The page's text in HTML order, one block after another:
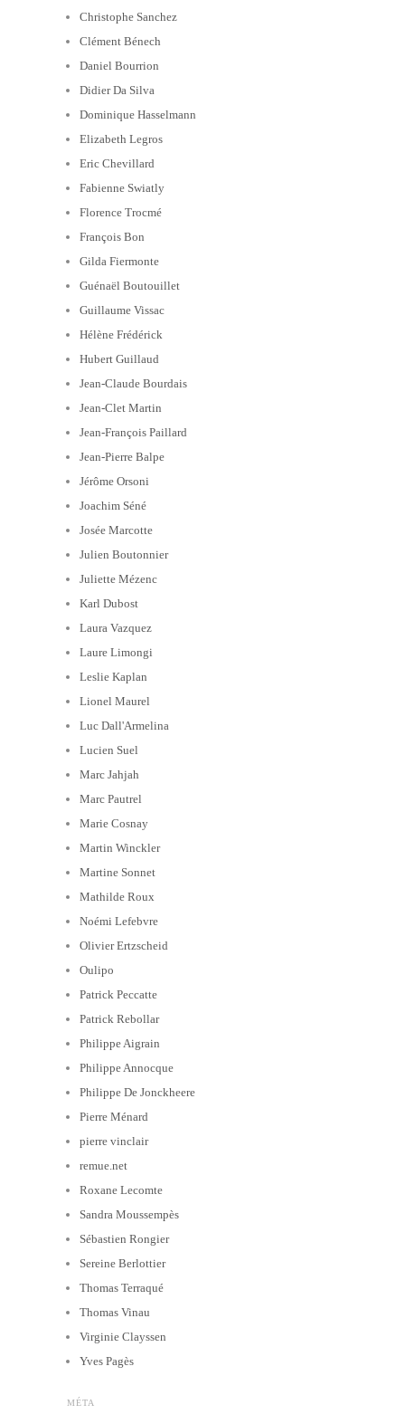
Christophe Sanchez
Clément Bénech
Daniel Bourrion
Didier Da Silva
Dominique Hasselmann
Elizabeth Legros
Eric Chevillard
Fabienne Swiatly
Florence Trocmé
François Bon
Gilda Fiermonte
Guénaël Boutouillet
Guillaume Vissac
Hélène Frédérick
Hubert Guillaud
Jean-Claude Bourdais
Jean-Clet Martin
Jean-François Paillard
Jean-Pierre Balpe
Jérôme Orsoni
Joachim Séné
Josée Marcotte
Julien Boutonnier
Juliette Mézenc
Karl Dubost
Laura Vazquez
Laure Limongi
Leslie Kaplan
Lionel Maurel
Luc Dall'Armelina
Lucien Suel
Marc Jahjah
Marc Pautrel
Marie Cosnay
Martin Winckler
Martine Sonnet
Mathilde Roux
Noémi Lefebvre
Olivier Ertzscheid
Oulipo
Patrick Peccatte
Patrick Rebollar
Philippe Aigrain
Philippe Annocque
Philippe De Jonckheere
Pierre Ménard
pierre vinclair
remue.net
Roxane Lecomte
Sandra Moussempès
Sébastien Rongier
Sereine Berlottier
Thomas Terraqué
Thomas Vinau
Virginie Clayssen
Yves Pagès
MÉTA